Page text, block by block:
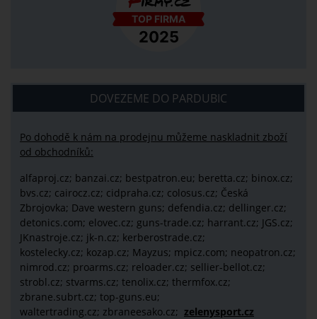
DOVEZEME DO PARDUBIC
Po dohodě k nám na prodejnu můžeme naskladnit zboží
od obchodníků:
alfaproj.cz; banzai.cz; bestpatron.eu; beretta.cz; binox.cz;
bvs.cz; cairocz.cz; cidpraha.cz; colosus.cz; Česká
Zbrojovka; Dave western guns; defendia.cz; dellinger.cz;
detonics.com; elovec.cz; guns-trade.cz; harrant.cz; JGS.cz;
JKnastroje.cz; jk-n.cz; kerberostrade.cz;
kostelecky.cz; kozap.cz; Mayzus; mpicz.com; neopatron.cz;
nimrod.cz; proarms.cz; reloader.cz; sellier-bellot.cz;
strobl.cz; stvarms.cz; tenolix.cz; thermfox.cz;
zbrane.subrt.cz; top-guns.eu;
waltertrading.cz; zbraneesako.cz; zelenysport.cz